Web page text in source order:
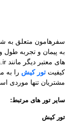
سفرهامون متعلق به
به پیمان و تجربه طول
کیفیت تور کیش را به
مشتریان تنها موردی
سایر تور های مرتبط:
تور کیش